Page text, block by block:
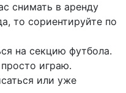
снимать в аренду
то сориентируйте по
на секцию футбола.
играю.
или уже